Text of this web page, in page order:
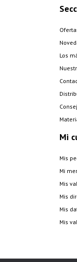
Los
Mi
Mis
Mi
Mis
Mis
Mis
Mis